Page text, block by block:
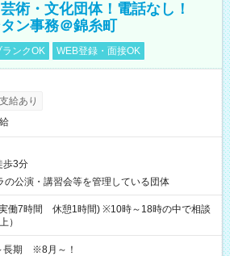
術・文化団体！電話なし！
ン事務＠錦糸町
ランクOK WEB登録・面接OK
給あり
歩3分
の公演・講習会等を管理している団体
働7時間 休憩1時間) ※10時～18時の中で相談
）
長期 ※8月～！